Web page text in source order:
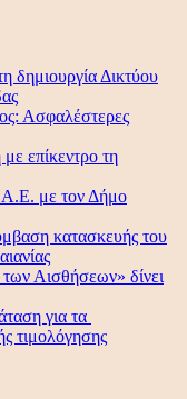
δημιουργία Δικτύου
Ασφαλέστερες
επίκεντρο τη
με τον Δήμο
κατασκευής του
Αισθήσεων» δίνει
για τα
τιμολόγησης